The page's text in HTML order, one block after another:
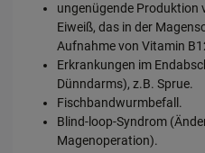
ungenügende Produktion
Eiweiß, das in der
Aufnahme von Vitamin
Erkrankungen im
Dünndarms), z.B. Sprue.
Fischbandwurmbefall.
Blind-loop-Syndrom
Magenoperation).